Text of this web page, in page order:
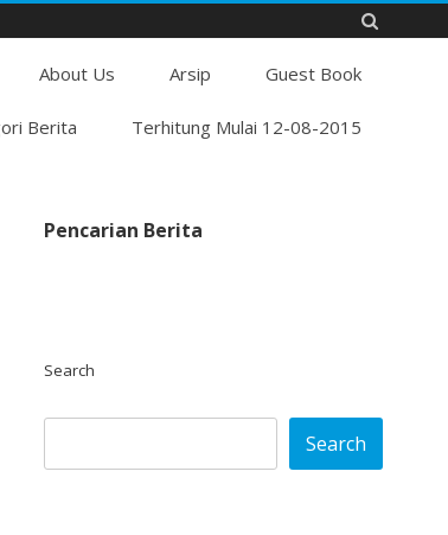
About Us Arsip Guest Book
Berita Terhitung Mulai 12-08-2015
Pencarian Berita
Search
Search